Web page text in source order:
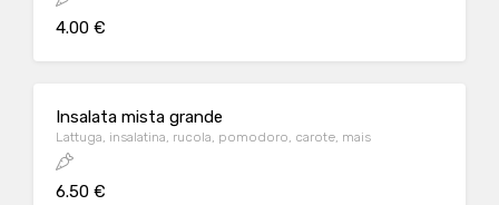
4.00 €
Insalata mista grande
Lattuga, insalatina, rucola, pomodoro, carote, mais
6.50 €